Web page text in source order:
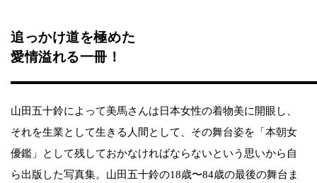
追っかけ道を極めた
愛情溢れる一冊！
山田五十鈴によって美馬さんは日本女性の着物美に開眼し、
それを生業として生きる人間として、その舞台姿を「本朝女
優鑑」として残しておかなければならないという思いから自
ら出版した写真集。山田五十鈴の18歳〜84歳の最後の舞台ま